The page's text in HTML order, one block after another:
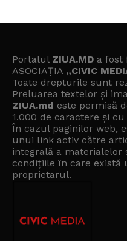
Portalul ZIUA.MD a fost
ASOCIAȚIA „CIVIC
Toate drepturile sunt
Preluarea textelor și
ZIUA.md este permisă
1.000 de caractere și
În cazul paginilor web,
unui link activ către
integrală a materialelor
condițiile în care există
proprietarul.